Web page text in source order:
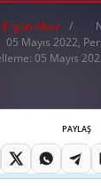
Ergün Alver
05 Mayıs 2022,
05 Mayıs
PAYLAŞ